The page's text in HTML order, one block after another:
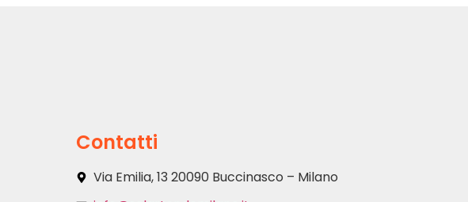
Contatti
Via Emilia, 13 20090 Buccinasco – Milano